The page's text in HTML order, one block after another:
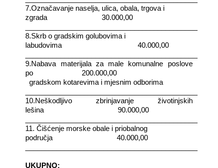
7.Označavanje naselja, ulica, obala, trgova i
zgrada
30.000,00
8.Skrb o gradskim golubovima i
labudovima
40.000,00
9.Nabava materijala za male komunalne poslove
po
200.000,00
gradskom kotarevima i mjesnim odborima
10.Neškodljivo zbrinjavanje životinjskih
lešina
90.000,00
11. Čišćenje morske obale i priobalnog
područja
40.000,00
UKUPNO: